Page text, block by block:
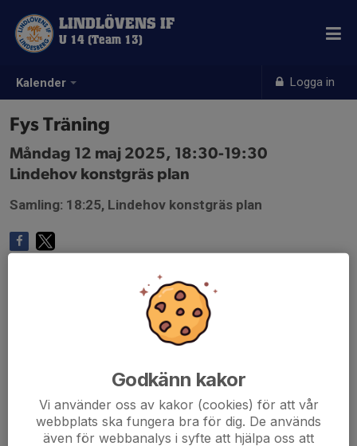
Kalender Logga in
LINDLÖVENS IF
U 14 (Team 13)
Fys Träning
Måndag 12 maj 2025, 18:30-19:30
Lindehov konstgräs plan
Samling: 18:25, Lindehov konstgräs plan
Godkänn kakor
Vi använder oss av kakor (cookies) för att vår
webbplats ska fungera bra för dig. De används
även för webbanalys i syfte att hjälpa oss att